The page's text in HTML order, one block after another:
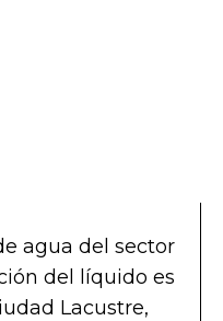
agua del sector
del líquido es
Lacustre,